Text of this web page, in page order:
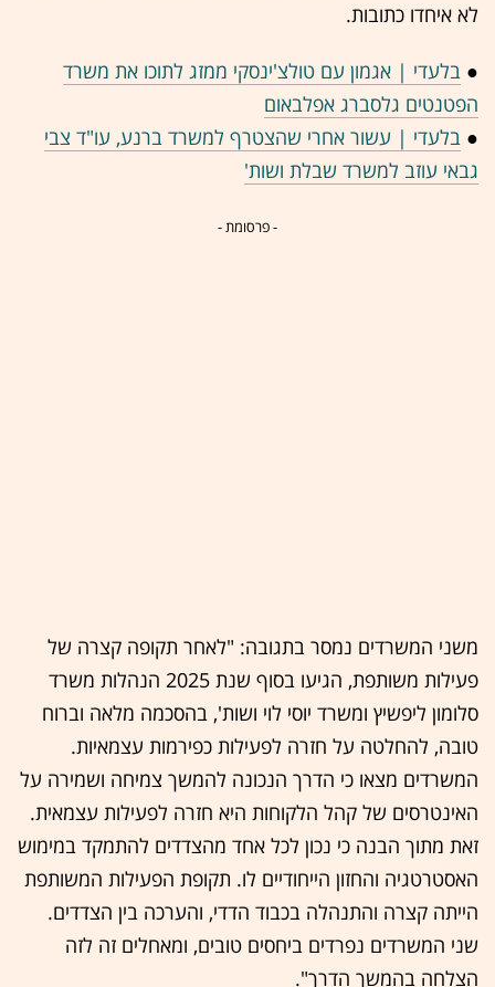
לא איחדו כתובות.
● בלעדי | אגמון עם טולצ'ינסקי ממזג לתוכו את משרד
הפטנטים גלסברג אפלבאום
● בלעדי | עשור אחרי שהצטרף למשרד ברנע, עו"ד צבי
גבאי עוזב למשרד שבלת ושות'
- פרסומת -
משני המשרדים נמסר בתגובה: "לאחר תקופה קצרה של
פעילות משותפת, הגיעו בסוף שנת 2025 הנהלות משרד
סלומון ליפשיץ ומשרד יוסי לוי ושות', בהסכמה מלאה וברוח
טובה, להחלטה על חזרה לפעילות כפירמות עצמאיות.
המשרדים מצאו כי הדרך הנכונה להמשך צמיחה ושמירה על
האינטרסים של קהל הלקוחות היא חזרה לפעילות עצמאית.
זאת מתוך הבנה כי נכון לכל אחד מהצדדים להתמקד במימוש
האסטרטגיה והחזון הייחודיים לו. תקופת הפעילות המשותפת
הייתה קצרה והתנהלה בכבוד הדדי, והערכה בין הצדדים.
שני המשרדים נפרדים ביחסים טובים, ומאחלים זה לזה
הצלחה בהמשך הדרך".